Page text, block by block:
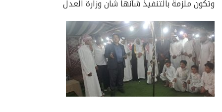
وتكون ملزمة بالتنفيذ شأنها شان وزارة العدل